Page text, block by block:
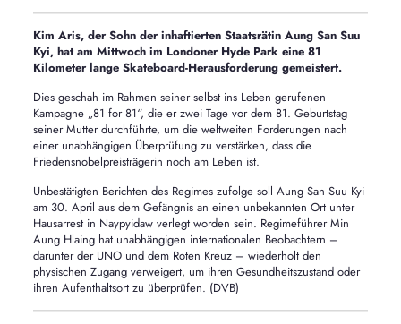
Kim Aris, der Sohn der inhaftierten Staatsrätin Aung San Suu
Kyi, hat am Mittwoch im Londoner Hyde Park eine 81
Kilometer lange Skateboard-Herausforderung gemeistert.
Dies geschah im Rahmen seiner selbst ins Leben gerufenen
Kampagne „81 for 81“, die er zwei Tage vor dem 81. Geburtstag
seiner Mutter durchführte, um die weltweiten Forderungen nach
einer unabhängigen Überprüfung zu verstärken, dass die
Friedensnobelpreisträgerin noch am Leben ist.
Unbestätigten Berichten des Regimes zufolge soll Aung San Suu Kyi
am 30. April aus dem Gefängnis an einen unbekannten Ort unter
Hausarrest in Naypyidaw verlegt worden sein. Regimeführer Min
Aung Hlaing hat unabhängigen internationalen Beobachtern –
darunter der UNO und dem Roten Kreuz – wiederholt den
physischen Zugang verweigert, um ihren Gesundheitszustand oder
ihren Aufenthaltsort zu überprüfen. (DVB)